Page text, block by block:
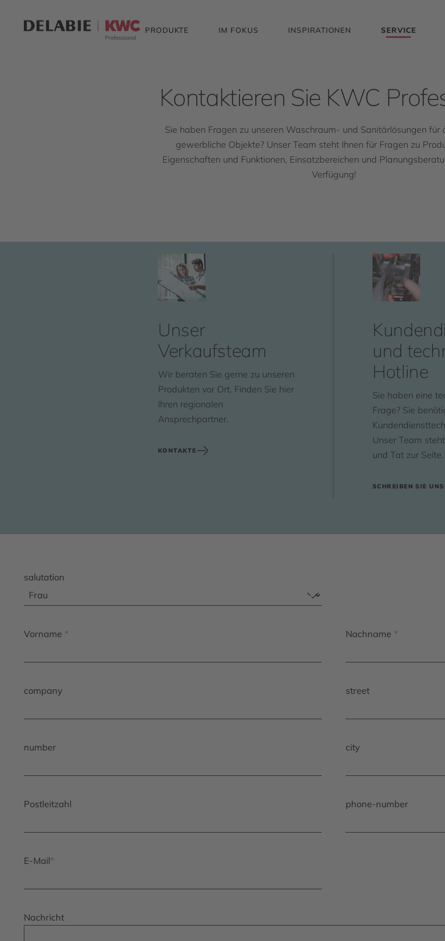
PRODUKTE IM FOKUS INSPIRATIONEN SERVICE
Kontaktieren Sie KWC
Sie haben Fragen zu unseren Waschraum- und Sanitärlösungen für
gewerbliche Objekte? Unser Team steht Ihnen für Fragen zu
Eigenschaften und Funktionen, Einsatzbereichen und
Verfügung!
Unser
Verkaufsteam
Wir beraten Sie gerne zu unseren
Produkten vor Ort. Finden Sie hier
Ihren regionalen
Ansprechpartner.
KONTAKTE
und
Hotline
Sie haben eine
Frage? Sie
Unser Team
und Tat zur
SCHREIBEN SIE UNS
salutation
Vorname Nachname
company street
number city
Postleitzahl phone-number
E-Mail
Nachricht